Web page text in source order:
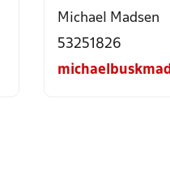
Michael Madsen
53251826